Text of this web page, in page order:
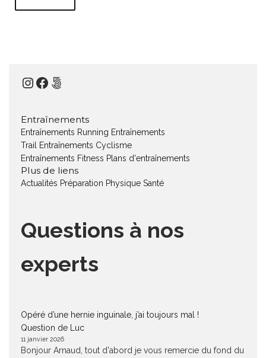
Instagram
Facebook
500px
Entraînements
Entraînements Running Entraînements
Trail
Entraînements Cyclisme
Entraînements Fitness Plans d'entraînements
Plus de liens
Actualités Préparation Physique Santé
Questions à nos
experts
Opéré d’une hernie inguinale, j’ai toujours mal !
Question de Luc
11 janvier 2026
Bonjour Arnaud, tout d'abord je vous remercie du fond du